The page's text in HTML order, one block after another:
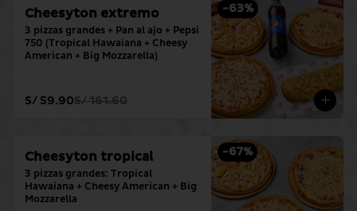
-63%
Cheesyton extremo
3 pizzas grandes + Pan al ajo + Pepsi
750 (Tropical Hawaiana + Cheesy
American + Big Mozzarella)
S/ 59.90S/ 161.60
-67%
Cheesyton tropical
3 pizzas grandes: Tropical
Hawaiana + Cheesy American + Big
Mozzarella